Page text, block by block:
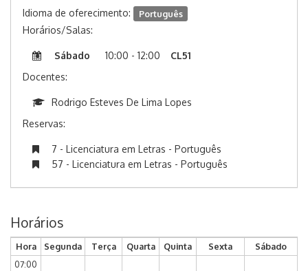
Idioma de oferecimento: Português
Horários/Salas:
Sábado 10:00 - 12:00
CL51
Docentes:
Rodrigo Esteves De Lima Lopes
Reservas:
7 - Licenciatura em Letras - Português
57 - Licenciatura em Letras - Português
Horários
Hora Segunda Terça Quarta Quinta Sexta
Sábado
07:00